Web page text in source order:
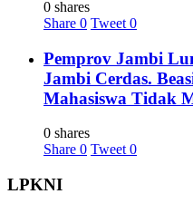
0 shares
Share 0 Tweet 0
Pemprov Jambi
Jambi Cerdas.
Mahasiswa Tidak
0 shares
Share 0 Tweet 0
LPKNI